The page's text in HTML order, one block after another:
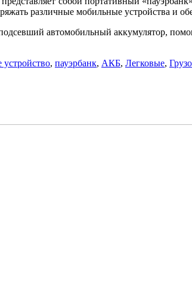
различные мобильные устройства и
автомобильный аккумулятор,
устройство, пауэрбанк, АКБ, Легковые,